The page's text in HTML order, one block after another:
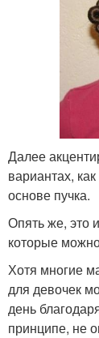
Далее
вариантах,
основе пучка.
Опять же, это
которые
Хотя многие
для девочек
день
принципе, не